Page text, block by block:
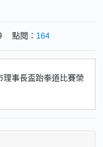
點閱： 164
理事長盃跆拳道比賽榮